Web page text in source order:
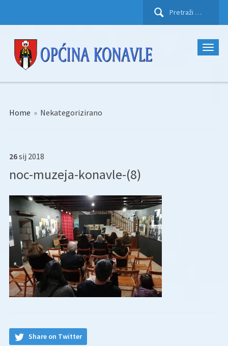
Pretraži:
Home » Nekategorizirano
26sij 2018
noc-muzeja-konavle-(8)
Share on Twitter